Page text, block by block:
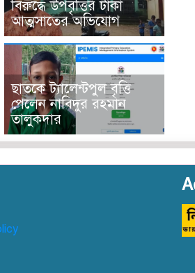
বিরুদ্ধে উপবৃত্তির টাকা
আত্মসাতের অভিযোগ
ছাতকে ট্যালেন্টপুল বৃত্তি
পেলেন নাবিদুর রহমান
তালুকদার